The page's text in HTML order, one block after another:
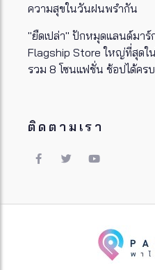
ความสุขในวันฝนพรำกัน
"ยืดเปล่า" ปักหมุดแลนด์มาร์ก
Flagship Store ใหญ่ที่สุดใ
รวม 8 โซนแฟชั่น ช้อปได้คร
ติดตามเรา